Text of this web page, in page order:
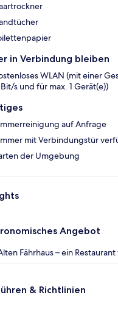
in Verbindung bleiben
WLAN (mit einer
s und für max. 1 Gerät(e))
auf Anfrage
mit Verbindungstür
der Umgebung
Angebot
Fährhaus – ein
& Richtlinien